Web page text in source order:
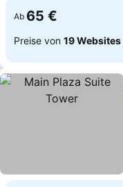
Ab 65 €
Preise von 19 Websites